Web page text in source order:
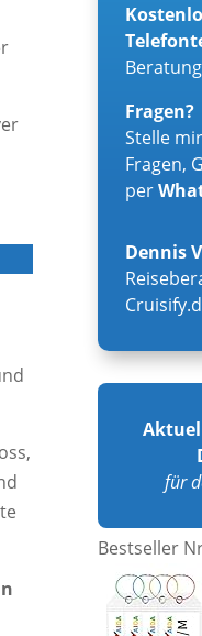
Fragen?
Stelle mir
Fragen,
per
Dennis
für
Bestseller